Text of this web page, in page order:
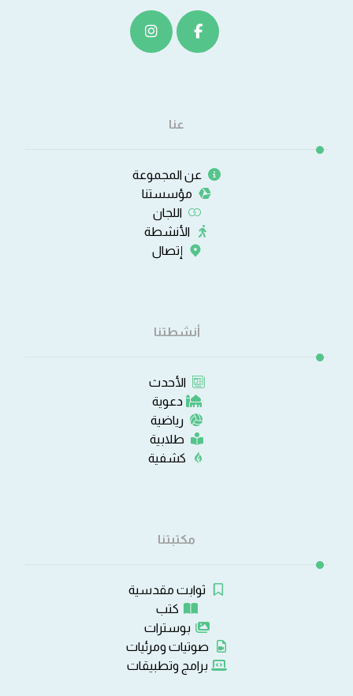
عنا
عن المجموعة
مؤسستنا
اللجان
الأنشطة
إتصال
أنشطتنا
الأحدث
دعوية
رياضية
طلابية
كشفية
مكتبتنا
ثوابت مقدسية
كتب
بوسترات
صوتيات ومرئيات
برامج وتطبيقات